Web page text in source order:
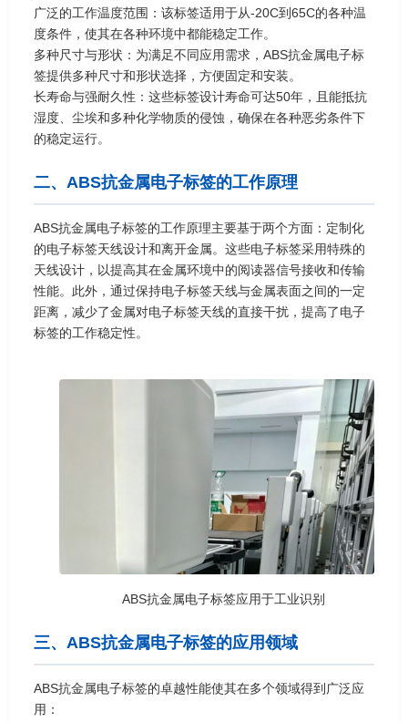
广泛的工作温度范围：该标签适用于从-20C到65C的各种温
度条件，使其在各种环境中都能稳定工作。
多种尺寸与形状：为满足不同应用需求，ABS抗金属电子标
签提供多种尺寸和形状选择，方便固定和安装。
长寿命与强耐久性：这些标签设计寿命可达50年，且能抵抗
湿度、尘埃和多种化学物质的侵蚀，确保在各种恶劣条件下
的稳定运行。
二、ABS抗金属电子标签的工作原理
ABS抗金属电子标签的工作原理主要基于两个方面：定制化
的电子标签天线设计和离开金属。这些电子标签采用特殊的
天线设计，以提高其在金属环境中的阅读器信号接收和传输
性能。此外，通过保持电子标签天线与金属表面之间的一定
距离，减少了金属对电子标签天线的直接干扰，提高了电子
标签的工作稳定性。
ABS抗金属电子标签应用于工业识别
三、ABS抗金属电子标签的应用领域
ABS抗金属电子标签的卓越性能使其在多个领域得到广泛应
用：